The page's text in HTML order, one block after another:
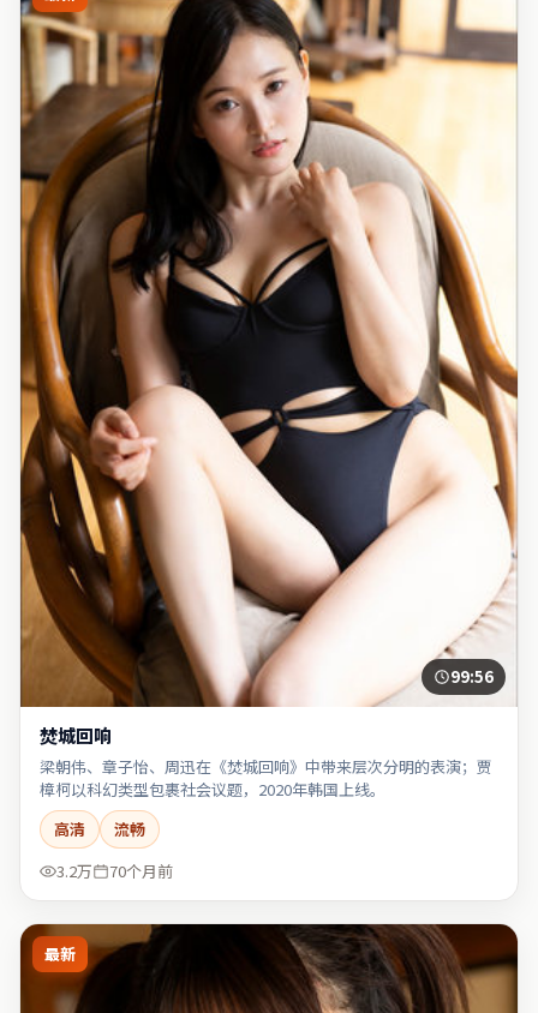
99:56
焚城回响
梁朝伟、章子怡、周迅在《焚城回响》中带来层次分明的表演；贾
樟柯以科幻类型包裹社会议题，2020年韩国上线。
高清
流畅
3.2万
70个月前
最新